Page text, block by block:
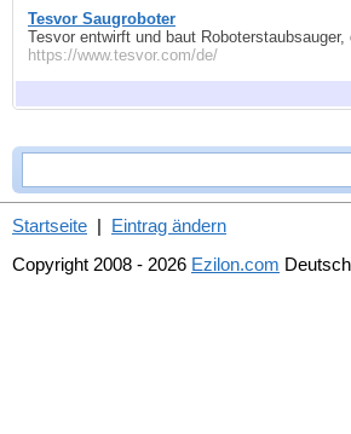
Tesvor Saugroboter
Tesvor entwirft und baut
https://www.tesvor.com/de/
Startseite | Eintrag ändern
Copyright 2008 - 2026 Ezilon.com